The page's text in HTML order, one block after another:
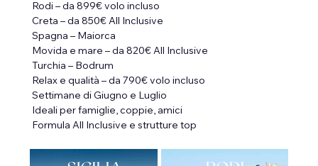
Rodi – da 899€ volo incluso
Creta – da 850€ All Inclusive
Spagna – Maiorca
Movida e mare – da 820€ All Inclusive
Turchia – Bodrum
Relax e qualità – da 790€ volo incluso
Settimane di Giugno e Luglio
Ideali per famiglie, coppie, amici
Formula All Inclusive e strutture top